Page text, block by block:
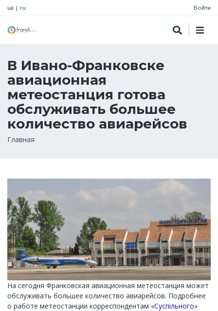
ua | ru Войти
В Ивано-Франковске
авиационная
метеостанция готова
обслуживать большее
количество авиарейсов
Строка
Главная
На сегодня Франковская авиационная метеостанция может
обслуживать большее количество авиарейсов. Подробнее
о работе метеостанции корреспондентам «Суспільного»